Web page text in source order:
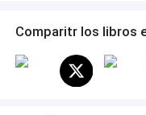
fortuna o amor.
Comparitr los libros